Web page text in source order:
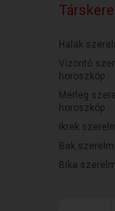
Halak
Vízöntő
horoszkóp
Mérleg
horoszkóp
Ikrek
Bak
Bika